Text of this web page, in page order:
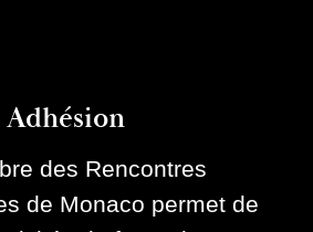
Adhésion
des Rencontres
de Monaco permet de